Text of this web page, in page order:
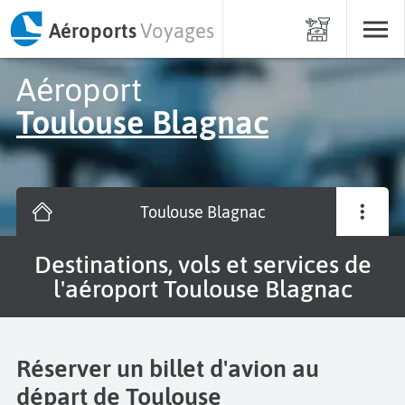
AéroportsVoyages
Aéroport
Toulouse Blagnac
Toulouse Blagnac
Destinations, vols et services de
l'aéroport Toulouse Blagnac
Réserver un billet d'avion au
départ de Toulouse